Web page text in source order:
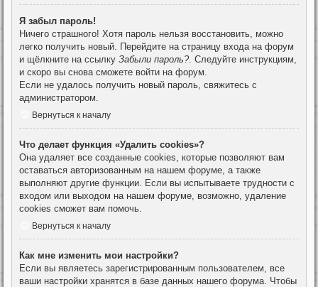
Я забыл пароль!
Ничего страшного! Хотя пароль нельзя восстановить, можно
легко получить новый. Перейдите на страницу входа на форум
и щёлкните на ссылку Забыли пароль?. Следуйте инструкциям,
и скоро вы снова сможете войти на форум.
Если не удалось получить новый пароль, свяжитесь с
администратором.
Вернуться к началу
Что делает функция «Удалить cookies»?
Она удаляет все созданные cookies, которые позволяют вам
оставаться авторизованным на нашем форуме, а также
выполняют другие функции. Если вы испытываете трудности с
входом или выходом на нашем форуме, возможно, удаление
cookies сможет вам помочь.
Вернуться к началу
Как мне изменить мои настройки?
Если вы являетесь зарегистрированным пользователем, все
ваши настройки хранятся в базе данных нашего форума. Чтобы